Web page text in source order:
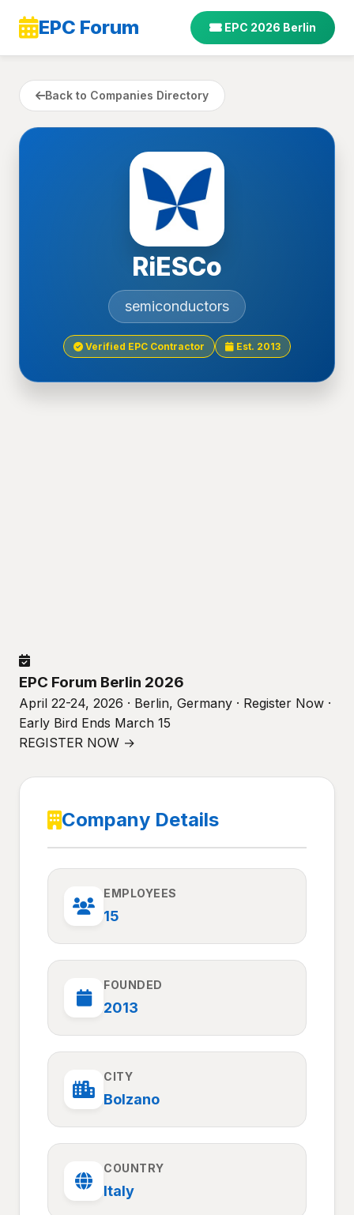
EPC Forum EPC 2026 Berlin
Back to Companies Directory
RiESCo
semiconductors
Verified EPC Contractor Est. 2013
EPC Forum Berlin 2026
April 22-24, 2026 · Berlin, Germany · Register Now ·
Early Bird Ends March 15
REGISTER NOW →
Company Details
EMPLOYEES
15
FOUNDED
2013
CITY
Bolzano
COUNTRY
Italy